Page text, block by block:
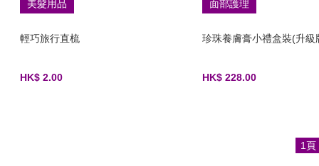
美髮用品
輕巧旅行直梳
HK$ 2.00
面部護理
珍珠養膚膏小禮盒裝(升級
HK$ 228.00
1頁